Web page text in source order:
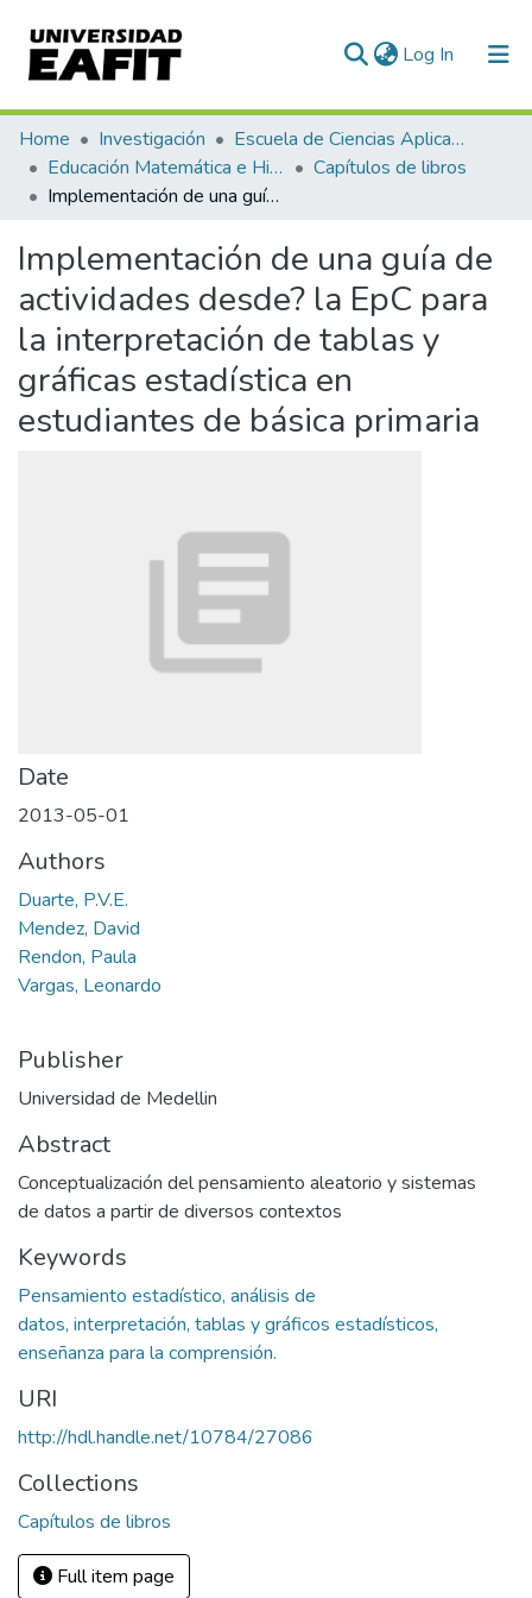
Log In (current)
Communities & Collections
All of DSpace
Home Investigación
Escuela de Ciencias Aplicadas e Ingeniería
Educación Matemática e Historia (EAFIT - U de A)
Capítulos de libros
Implementación de una guía de actividades desde? la EpC para la interpretación de tablas y gráficas estadística en estudiantes de básica primaria
Implementación de una guía de
actividades desde? la EpC para
la interpretación de tablas y
gráficas estadística en
estudiantes de básica primaria
Date
2013-05-01
Authors
Duarte, P.V.E.
Mendez, David
Rendon, Paula
Vargas, Leonardo
Publisher
Universidad de Medellin
Abstract
Conceptualización del pensamiento aleatorio y sistemas
de datos a partir de diversos contextos
Keywords
Pensamiento estadístico, análisis de
datos, interpretación, tablas y gráficos estadísticos,
enseñanza para la comprensión.
URI
http://hdl.handle.net/10784/27086
Collections
Capítulos de libros
Full item page